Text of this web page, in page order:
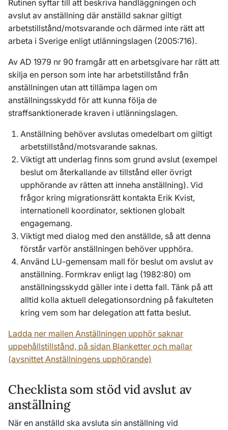
Rutinen syftar till att beskriva handläggningen och
avslut av anställning där anställd saknar giltigt
arbetstillstånd/motsvarande och därmed inte rätt att
arbeta i Sverige enligt utlänningslagen (2005:716).
Av AD 1979 nr 90 framgår att en arbetsgivare har rätt att
skilja en person som inte har arbetstillstånd från
anställningen utan att tillämpa lagen om
anställningsskydd för att kunna följa de
straffsanktionerade kraven i utlänningslagen.
Anställning behöver avslutas omedelbart om giltigt
arbetstillstånd/motsvarande saknas.
Viktigt att underlag finns som grund avslut (exempel
beslut om återkallande av tillstånd eller övrigt
upphörande av rätten att inneha anställning). Vid
frågor kring migrationsrätt kontakta Erik Kvist,
internationell koordinator, sektionen globalt
engagemang.
Viktigt med dialog med den anställde, så att denna
förstår varför anställningen behöver upphöra.
Använd LU-gemensam mall för beslut om avslut av
anställning. Formkrav enligt lag (1982:80) om
anställningsskydd gäller inte i detta fall. Tänk på att
alltid kolla aktuell delegationsordning på fakulteten
kring vem som har delegation att fatta beslut.
Ladda ner mallen Anställningen upphör saknar
uppehållstillstånd, på sidan Blanketter och mallar
(avsnittet Anställningens upphörande)
Checklista som stöd vid avslut av
anställning
När en anställd ska avsluta sin anställning vid